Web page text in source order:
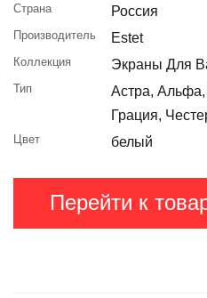
Страна Россия
Производитель Estet
Коллекция Экраны Для
Тип
Астра, Альфа,
Грация,
Цвет белый
Перейти к